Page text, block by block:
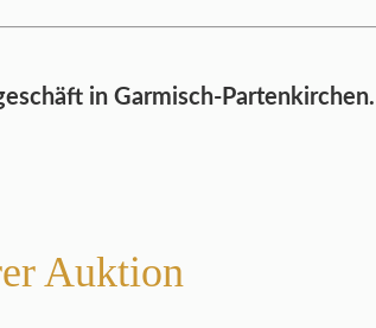
in Garmisch-
Auktion